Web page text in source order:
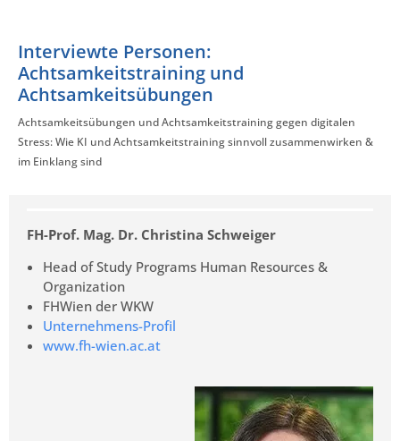
Interviewte Personen:
Achtsamkeitstraining und
Achtsamkeitsübungen
Achtsamkeitsübungen und Achtsamkeitstraining gegen digitalen
Stress: Wie KI und Achtsamkeitstraining sinnvoll zusammenwirken &
im Einklang sind
FH-Prof. Mag. Dr. Christina Schweiger
Head of Study Programs Human Resources &
Organization
FHWien der WKW
Unternehmens-Profil
www.fh-wien.ac.at